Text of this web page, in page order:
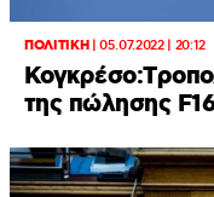
ΠΟΛΙΤΙΚΗ|05.07.2022 | 20:12
της πώλησης